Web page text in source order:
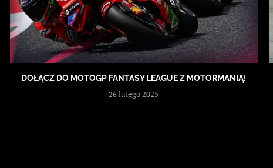
DOŁĄCZ DO MOTOGP FANTASY LEAGUE Z MOTORMANIĄ!
26 lutego 2025